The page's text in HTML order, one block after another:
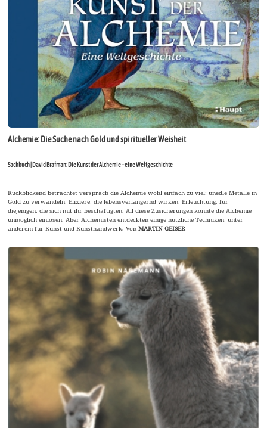
Alchemie: Die Suche nach Gold und spiritueller Weisheit
Sachbuch | David Brafman: Die Kunst der Alchemie – eine Weltgeschichte
Rückblickend betrachtet versprach die Alchemie wohl einfach zu viel: unedle Metalle in
Gold zu verwandeln, Elixiere, die lebensverlängernd wirken, Erleuchtung, für
diejenigen, die sich mit ihr beschäftigten. All diese Zusicherungen konnte die Alchemie
unmöglich einlösen. Aber Alchemisten entdeckten einige nützliche Techniken, unter
anderem für Kunst und Kunsthandwerk. VonMARTIN GEISER